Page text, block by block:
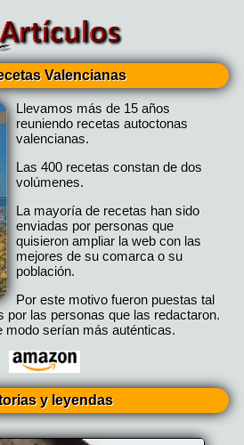
Valencianas
Llevamos más de 15 años
reuniendo recetas autoctonas
valencianas.
Las 400 recetas constan de dos
volúmenes.
La mayoría de recetas han sido
enviadas por personas que
quisieron ampliar la web con las
mejores de su comarca o su
población.
Por este motivo fueron puestas tal
por las personas que las redactaron.
modo serían más auténticas.
y leyendas